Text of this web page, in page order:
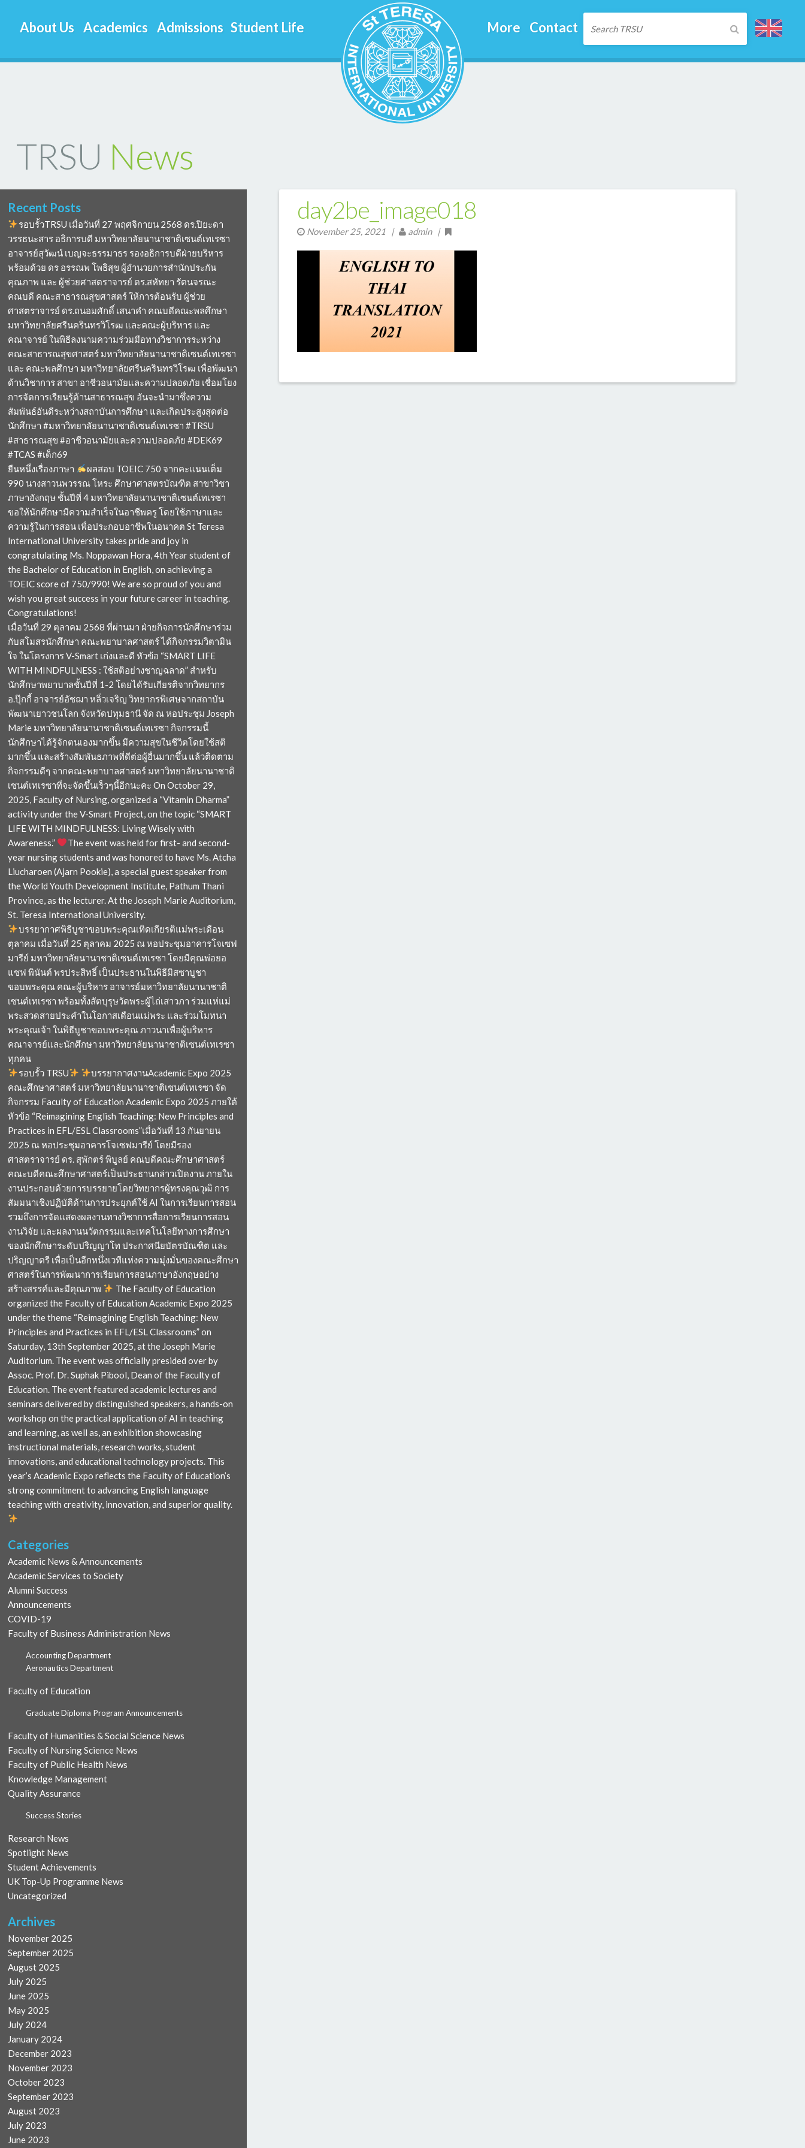
About Us Academics Admissions Student Life More Contact
TRSU News
Recent Posts
รอบรั้วTRSU เมื่อวันที่ 27 พฤศจิกายน 2568 ดร.ปิยะดา
วรรธนะสาร อธิการบดี มหาวิทยาลัยนานาชาติเซนต์เทเรซา
อาจารย์สุวัฒน์ เบญจะธรรมาธร รองอธิการบดีฝ่ายบริหาร
พร้อมด้วย ดร อรรณพ โพธิสุข ผู้อำนวยการสำนักประกัน
คุณภาพ และ ผู้ช่วยศาสตราจารย์ ดร.สหัทยา รัตนจรณะ
คณบดี คณะสาธารณสุขศาสตร์ ให้การต้อนรับ ผู้ช่วย
ศาสตราจารย์ ดร.ถนอมศักดิ์ เสนาคำ คณบดีคณะพลศึกษา
มหาวิทยาลัยศรีนครินทรวิโรฒ และคณะผู้บริหาร และ
คณาจารย์ ในพิธีลงนามความร่วมมือทางวิชาการระหว่าง
คณะสาธารณสุขศาสตร์ มหาวิทยาลัยนานาชาติเซนต์เทเรซา
และ คณะพลศึกษา มหาวิทยาลัยศรีนครินทรวิโรฒ เพื่อพัฒนา
ด้านวิชาการ สาขา อาชีวอนามัยและความปลอดภัย เชื่อมโยง
การจัดการเรียนรู้ด้านสาธารณสุข อันจะนำมาซึ่งความ
สัมพันธ์อันดีระหว่างสถาบันการศึกษา และเกิดประสูงสุดต่อ
นักศึกษา #มหาวิทยาลัยนานาชาติเซนต์เทเรซา #TRSU
#สาธารณสุข #อาชีวอนามัยและความปลอดภัย #DEK69
#TCAS #เด็ก69
ยืนหนึ่งเรื่องภาษา
ผลสอบ TOEIC 750 จากคะแนนเต็ม
990 นางสาวนพวรรณ โหระ ศึกษาศาสตรบัณฑิต สาขาวิชา
ภาษาอังกฤษ ชั้นปีที่ 4 มหาวิทยาลัยนานาชาติเซนต์เทเรซา
ขอให้นักศึกษามีความสำเร็จในอาชีพครู โดยใช้ภาษาและ
ความรู้ในการสอน เพื่อประกอบอาชีพในอนาคต St Teresa
International University takes pride and joy in
congratulating Ms. Noppawan Hora, 4th Year student of
the Bachelor of Education in English, on achieving a
TOEIC score of 750/990! We are so proud of you and
wish you great success in your future career in teaching.
Congratulations!
เมื่อวันที่ 29 ตุลาคม 2568 ที่ผ่านมา ฝ่ายกิจการนักศึกษาร่วม
กับสโมสรนักศึกษา คณะพยาบาลศาสตร์ ได้กิจกรรมวิตามิน
ใจ ในโครงการ V-Smart เก่งและดี หัวข้อ “SMART LIFE
WITH MINDFULNESS : ใช้สติอย่างชาญฉลาด” สำหรับ
นักศึกษาพยาบาลชั้นปีที่ 1-2 โดยได้รับเกียรติจากวิทยากร
อ.ปุ๊กกี้ อาจารย์อัชฌา หลิ่วเจริญ วิทยากรพิเศษจากสถาบัน
พัฒนาเยาวชนโลก จังหวัดปทุมธานี จัด ณ หอประชุม Joseph
Marie มหาวิทยาลัยนานาชาติเซนต์เทเรซา กิจกรรมนี้
นักศึกษาได้รู้จักตนเองมากขึ้น มีความสุขในชีวิตโดยใช้สติ
มากขึ้น และสร้างสัมพันธภาพที่ดีต่อผู้อื่นมากขึ้น แล้วติดตาม
กิจกรรมดีๆ จากคณะพยาบาลศาสตร์ มหาวิทยาลัยนานาชาติ
เซนต์เทเรซาที่จะจัดขึ้นเร็วๆนี้อีกนะคะ On October 29,
2025, Faculty of Nursing, organized a “Vitamin Dharma”
activity under the V-Smart Project, on the topic “SMART
LIFE WITH MINDFULNESS: Living Wisely with
Awareness.”
The event was held for first- and second-
year nursing students and was honored to have Ms. Atcha
Liucharoen (Ajarn Pookie), a special guest speaker from
the World Youth Development Institute, Pathum Thani
Province, as the lecturer. At the Joseph Marie Auditorium,
St. Teresa International University.
บรรยากาศพิธีบูชาขอบพระคุณเทิดเกียรติแม่พระเดือน
ตุลาคม เมื่อวันที่ 25 ตุลาคม 2025 ณ หอประชุมอาคารโจเซฟ
มารีย์ มหาวิทยาลัยนานาชาติเซนต์เทเรซา โดยมีคุณพ่อยอ
แซฟ พินันต์ พรประสิทธิ์ เป็นประธานในพิธีมิสซาบูชา
ขอบพระคุณ คณะผู้บริหาร อาจารย์มหาวิทยาลัยนานาชาติ
เซนต์เทเรซา พร้อมทั้งสัตบุรุษวัดพระผู้ไถ่เสาวภา ร่วมแห่แม่
พระสวดสายประคำในโอกาสเดือนแม่พระ และร่วมโมทนา
พระคุณเจ้า ในพิธีบูชาขอบพระคุณ ภาวนาเพื่อผู้บริหาร
คณาจารย์และนักศึกษา มหาวิทยาลัยนานาชาติเซนต์เทเรซา
ทุกคน
รอบรั้ว TRSU
บรรยากาศงานAcademic Expo 2025
คณะศึกษาศาสตร์ มหาวิทยาลัยนานาชาติเซนต์เทเรซา จัด
กิจกรรม Faculty of Education Academic Expo 2025 ภายใต้
หัวข้อ “Reimagining English Teaching: New Principles and
Practices in EFL/ESL Classrooms”เมื่อวันที่ 13 กันยายน
2025 ณ หอประชุมอาคารโจเซฟมารีย์ โดยมีรอง
ศาสตราจารย์ ดร. สุพักตร์ พิบูลย์ คณบดีคณะศึกษาศาสตร์
คณะบดีคณะศึกษาศาสตร์เป็นประธานกล่าวเปิดงาน ภายใน
งานประกอบด้วยการบรรยายโดยวิทยากรผู้ทรงคุณวุฒิ การ
สัมมนาเชิงปฏิบัติด้านการประยุกต์ใช้ AI ในการเรียนการสอน
รวมถึงการจัดแสดงผลงานทางวิชาการสื่อการเรียนการสอน
งานวิจัย และผลงานนวัตกรรมและเทคโนโลยีทางการศึกษา
ของนักศึกษาระดับปริญญาโท ประกาศนียบัตรบัณฑิต และ
ปริญญาตรี เพื่อเป็นอีกหนึ่งเวทีแห่งความมุ่งมั่นของคณะศึกษา
ศาสตร์ในการพัฒนาการเรียนการสอนภาษาอังกฤษอย่าง
สร้างสรรค์และมีคุณภาพ
The Faculty of Education
organized the Faculty of Education Academic Expo 2025
under the theme “Reimagining English Teaching: New
Principles and Practices in EFL/ESL Classrooms” on
Saturday, 13th September 2025, at the Joseph Marie
Auditorium. The event was officially presided over by
Assoc. Prof. Dr. Suphak Pibool, Dean of the Faculty of
Education. The event featured academic lectures and
seminars delivered by distinguished speakers, a hands-on
workshop on the practical application of AI in teaching
and learning, as well as, an exhibition showcasing
instructional materials, research works, student
innovations, and educational technology projects. This
year’s Academic Expo reflects the Faculty of Education’s
strong commitment to advancing English language
teaching with creativity, innovation, and superior quality.
Categories
Academic News & Announcements
Academic Services to Society
Alumni Success
Announcements
COVID-19
Faculty of Business Administration News
Accounting Department
Aeronautics Department
Faculty of Education
Graduate Diploma Program Announcements
Faculty of Humanities & Social Science News
Faculty of Nursing Science News
Faculty of Public Health News
Knowledge Management
Quality Assurance
Success Stories
Research News
Spotlight News
Student Achievements
UK Top-Up Programme News
Uncategorized
Archives
November 2025
September 2025
August 2025
July 2025
June 2025
May 2025
July 2024
January 2024
December 2023
November 2023
October 2023
September 2023
August 2023
July 2023
June 2023
day2be_image018
November 25, 2021| admin |